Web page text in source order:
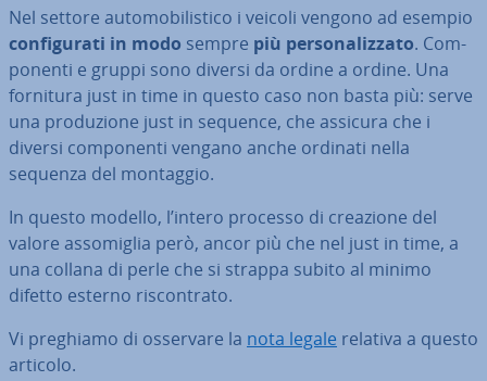
Nel settore au­to­mo­bi­li­sti­co i veicoli vengono ad esempio
con­fi­gu­ra­ti in modo sempre più per­so­na­liz­za­to. Com­
po­nen­ti e gruppi sono diversi da ordine a ordine. Una
fornitura just in time in questo caso non basta più: serve
una pro­du­zio­ne just in sequence, che assicura che i
diversi com­po­nen­ti vengano anche ordinati nella
sequenza del montaggio.
In questo modello, l’intero processo di creazione del
valore as­so­mi­glia però, ancor più che nel just in time, a
una collana di perle che si strappa subito al minimo
difetto esterno ri­scon­tra­to.
Vi preghiamo di osservare la nota legale relativa a questo
articolo.